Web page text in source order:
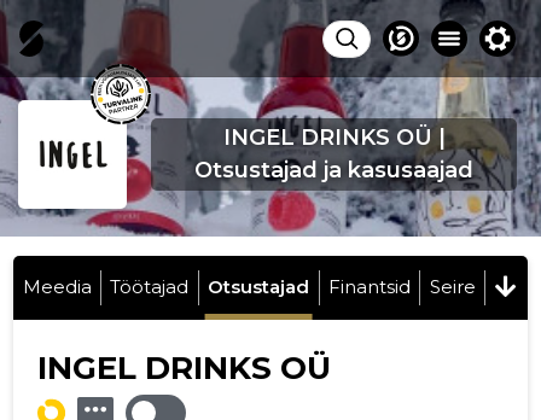
INGEL DRINKS OÜ |
Otsustajad ja kasusaajad
Meedia Töötajad Otsustajad Finantsid Seire
INGEL DRINKS OÜ